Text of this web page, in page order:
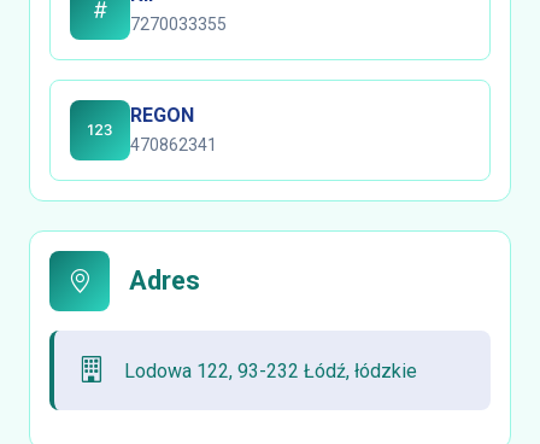
7270033355
REGON
470862341
Adres
Lodowa 122, 93-232 Łódź, łódzkie